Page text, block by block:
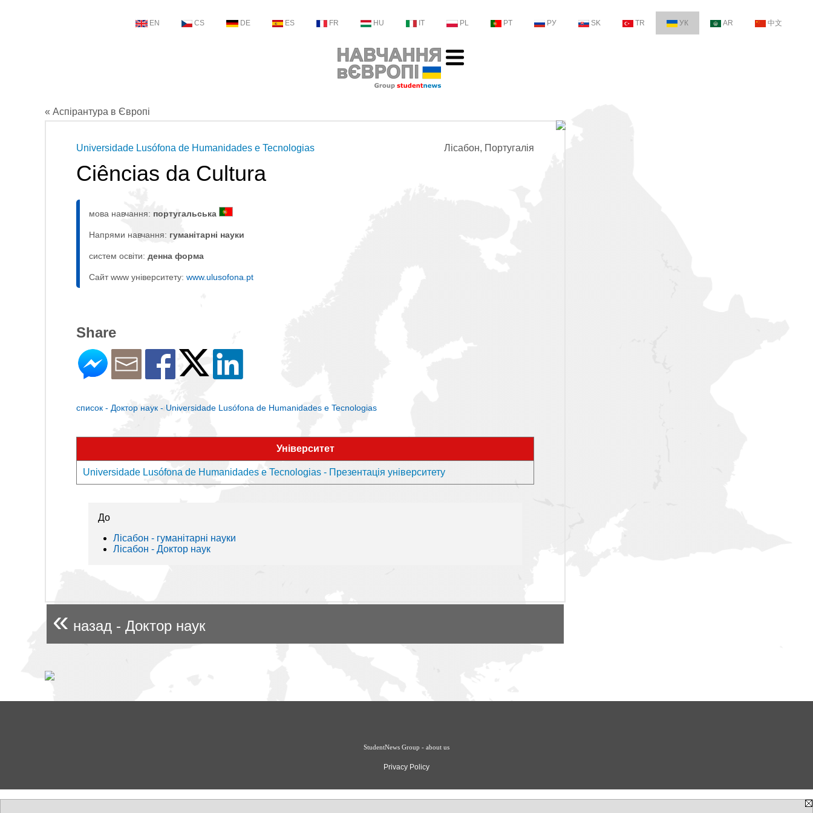
EN CS DE ES FR HU IT PL PT РУ SK TR УК AR 中文
« Аспірантура в Європі
Лісабон, Португалія
Universidade Lusófona de Humanidades e Tecnologias
Ciências da Cultura
мова навчання: португальська
Напрями навчання: гуманітарні науки
систем освіти: денна форма
Сайт www університету: www.ulusofona.pt
Share
список - Доктор наук - Universidade Lusófona de Humanidades e Tecnologias
Університет
Universidade Lusófona de Humanidades e Tecnologias - Презентація університету
До
Лісабон - гуманітарні науки
Лісабон - Доктор наук
« назад - Доктор наук
StudentNews Group - about us
Privacy Policy